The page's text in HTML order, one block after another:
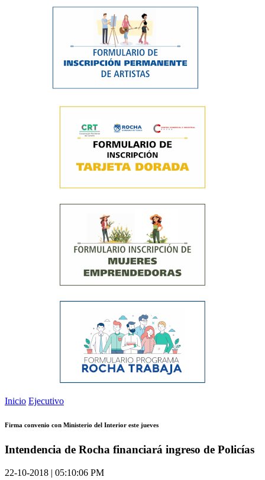
Inicio Ejecutivo
Firma convenio con Ministerio del Interior este jueves
Intendencia de Rocha financiará ingreso de Policías
22-10-2018 | 05:10:06 PM